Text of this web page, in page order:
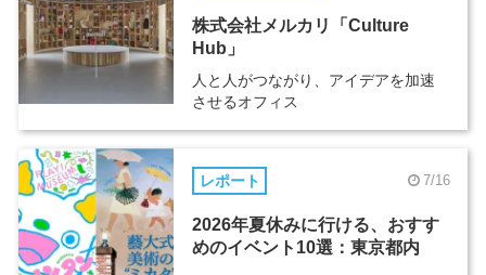
株式会社メルカリ「Culture
Hub」
人と人がつながり、アイデアを加速
させるオフィス
レポート 7/16
2026年夏休みに行ける、おすす
めのイベント10選：東京都内